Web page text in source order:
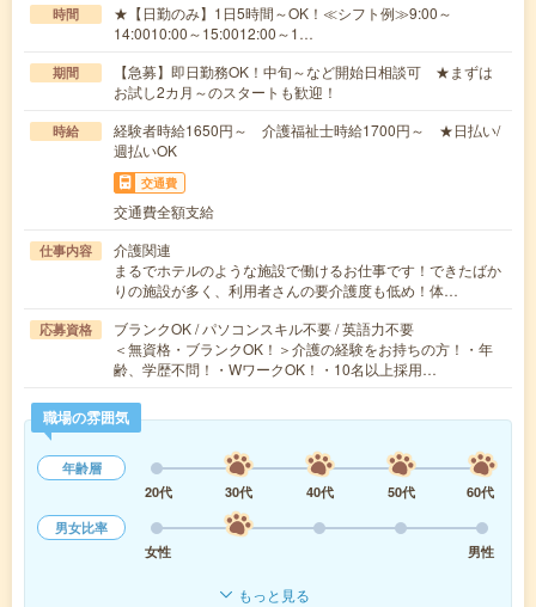
時間
★【日勤のみ】1日5時間～OK！≪シフト例≫9:00～
14:0010:00～15:0012:00～1…
期間
【急募】即日勤務OK！中旬～など開始日相談可 ★まずは
お試し2カ月～のスタートも歓迎！
時給
経験者時給1650円～ 介護福祉士時給1700円～ ★日払い/
週払いOK
交通費
交通費全額支給
仕事内容
介護関連
まるでホテルのような施設で働けるお仕事です！できたばか
りの施設が多く、利用者さんの要介護度も低め！体…
応募資格
ブランクOK / パソコンスキル不要 / 英語力不要
＜無資格・ブランクOK！＞介護の経験をお持ちの方！・年
齢、学歴不問！・WワークOK！・10名以上採用…
職場の雰囲気
年齢層
20代
30代 40代 50代
60代
男女比率
女性
男性
もっと見る